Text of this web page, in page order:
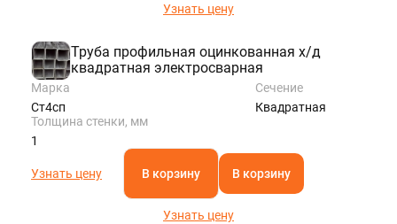
Узнать цену
Труба профильная оцинкованная х/д
квадратная электросварная
Марка
Ст4сп
Сечение
Квадратная
Толщина стенки, мм
1
Узнать цену В корзину В корзину
Узнать цену